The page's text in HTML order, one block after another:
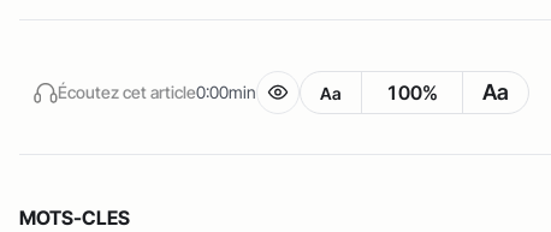
Écoutez cet article0:00min Aa 100% Aa
MOTS-CLES